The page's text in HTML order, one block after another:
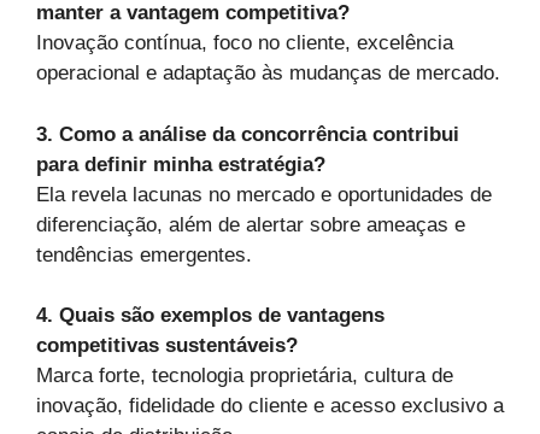
manter a vantagem competitiva?
Inovação contínua, foco no cliente, excelência
operacional e adaptação às mudanças de mercado.
3. Como a análise da concorrência contribui
para definir minha estratégia?
Ela revela lacunas no mercado e oportunidades de
diferenciação, além de alertar sobre ameaças e
tendências emergentes.
4. Quais são exemplos de vantagens
competitivas sustentáveis?
Marca forte, tecnologia proprietária, cultura de
inovação, fidelidade do cliente e acesso exclusivo a